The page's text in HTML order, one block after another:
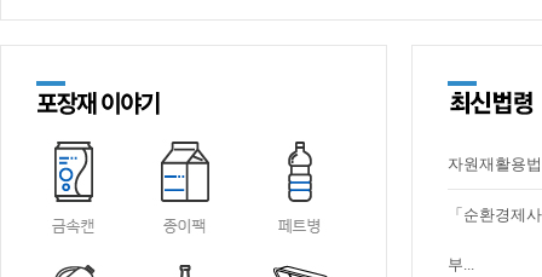
자원재활용
「순환경제
부...